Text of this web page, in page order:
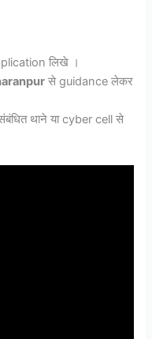
लिखे ।
से guidance लेकर
थाने या cyber cell से